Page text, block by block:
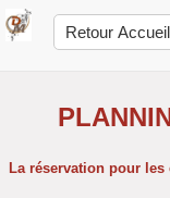
Retour Accueil
La réservation pour